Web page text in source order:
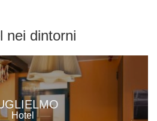
nei dintorni
Hotel